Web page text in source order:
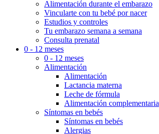
Alimentación durante el embarazo
Vincularte con tu bebé por nacer
Estudios y controles
Tu embarazo semana a semana
Consulta prenatal
0 - 12 meses
0 - 12 meses
Alimentación
Alimentación
Lactancia materna
Leche de fórmula
Alimentación complementaria
Síntomas en bebés
Síntomas en bebés
Alergias